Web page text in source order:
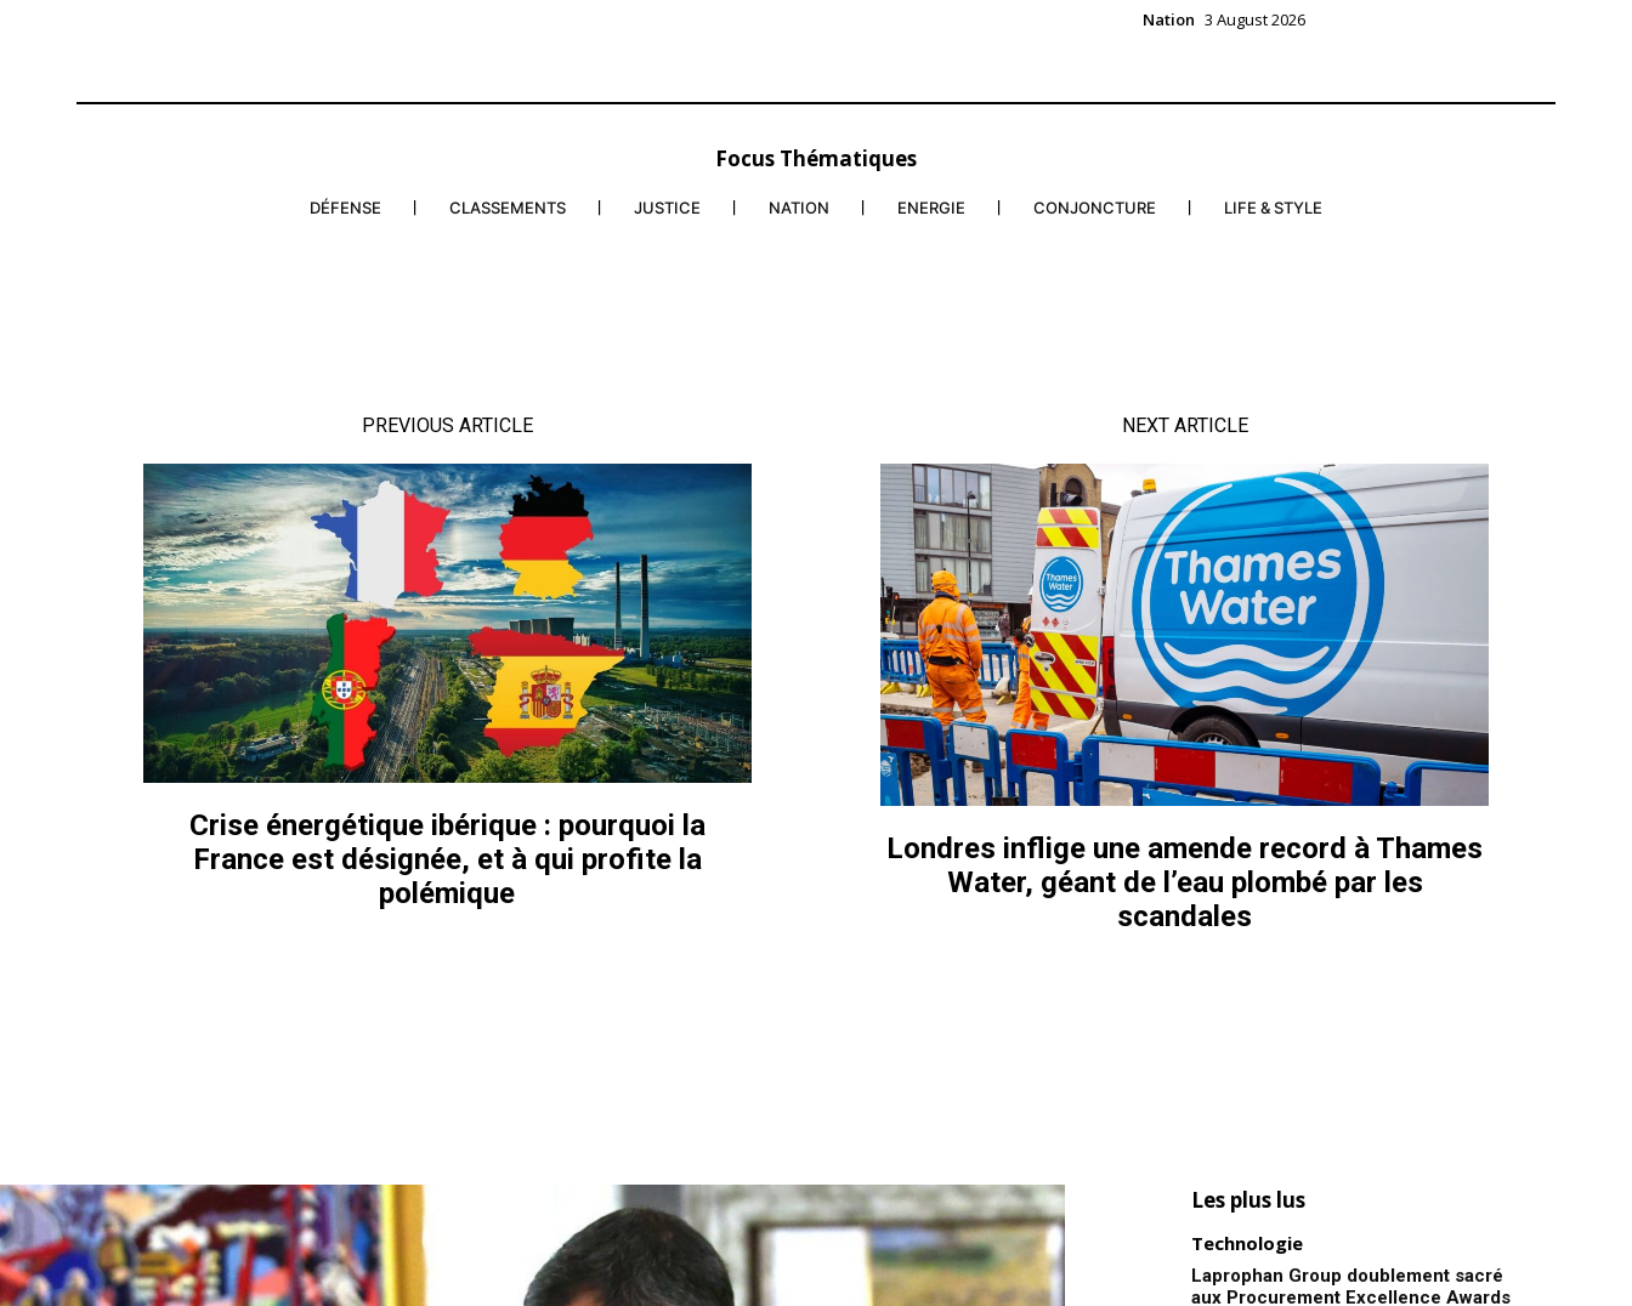
In "Sécurité"
Les américains réclament 75 millions de
Nation 3 August 2026
Focus Thématiques
DÉFENSE CLASSEMENTS JUSTICE NATION ENERGIE CONJONCTURE LIFE & STYLE
PREVIOUS ARTICLE
Crise énergétique ibérique : pourquoi la
France est désignée, et à qui profite la
polémique
NEXT ARTICLE
Londres inflige une amende record à Thames
Water, géant de l’eau plombé par les
scandales